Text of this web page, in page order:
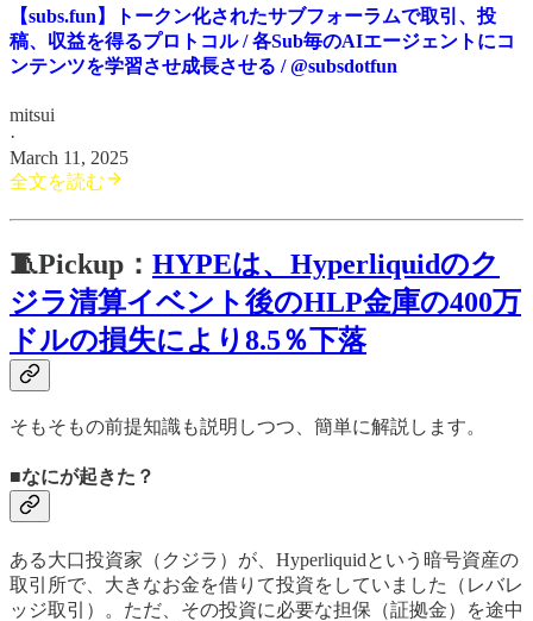
【subs.fun】トークン化されたサブフォーラムで取引、投
稿、収益を得るプロトコル / 各Sub毎のAIエージェントにコ
ンテンツを学習させ成長させる / @subsdotfun
mitsui
·
March 11, 2025
全文を読む
🧵Pickup： HYPEは、Hyperliquidのク
ジラ清算イベント後のHLP金庫の400万
ドルの損失により8.5％下落
そもそもの前提知識も説明しつつ、簡単に解説します。
■なにが起きた？
ある大口投資家（クジラ）が、Hyperliquidという暗号資産の
取引所で、大きなお金を借りて投資をしていました（レバレ
ッジ取引）。ただ、その投資に必要な担保（証拠金）を途中